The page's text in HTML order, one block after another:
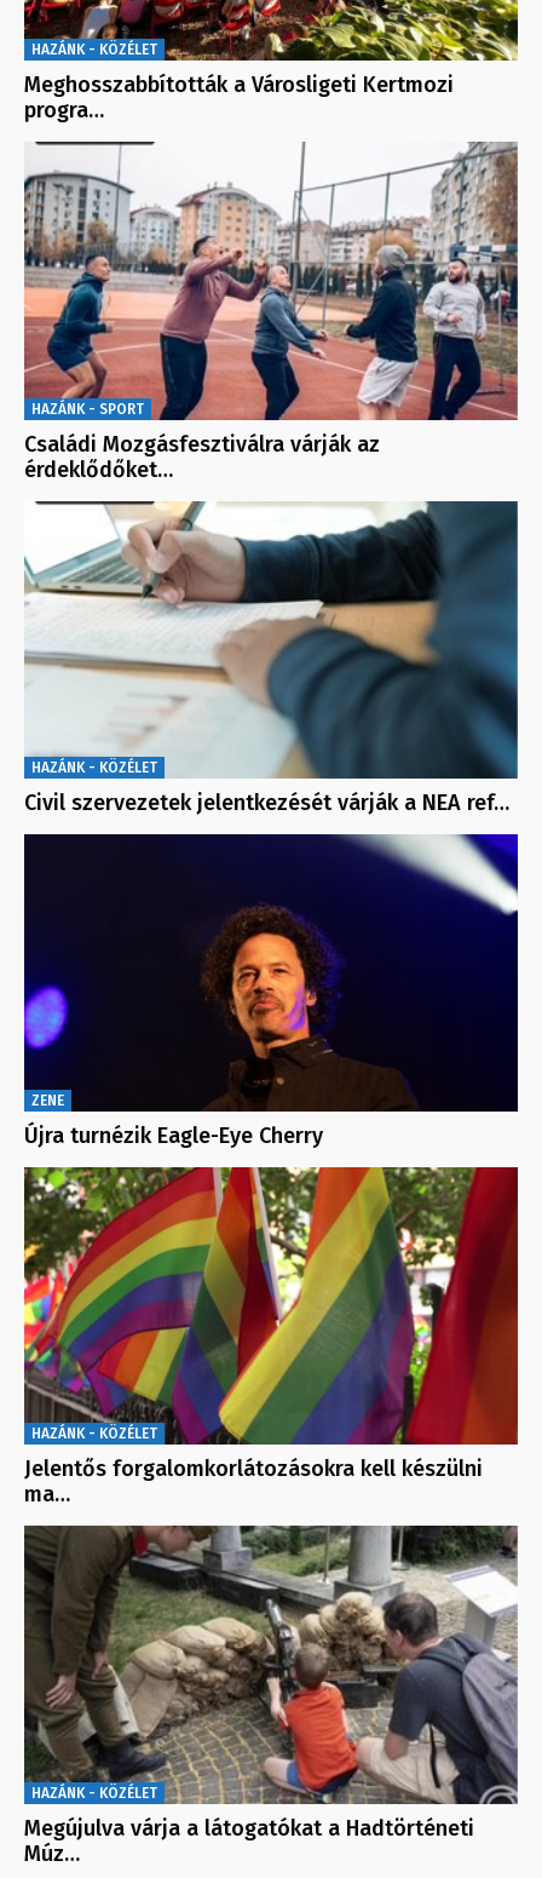
HAZÁNK - KÖZÉLET
Meghosszabbították a Városligeti Kertmozi
progra…
HAZÁNK - SPORT
Családi Mozgásfesztiválra várják az
érdeklődőket…
HAZÁNK - KÖZÉLET
Civil szervezetek jelentkezését várják a NEA ref…
ZENE
Újra turnézik Eagle-Eye Cherry
HAZÁNK - KÖZÉLET
Jelentős forgalomkorlátozásokra kell készülni
ma…
HAZÁNK - KÖZÉLET
Megújulva várja a látogatókat a Hadtörténeti
Múz…